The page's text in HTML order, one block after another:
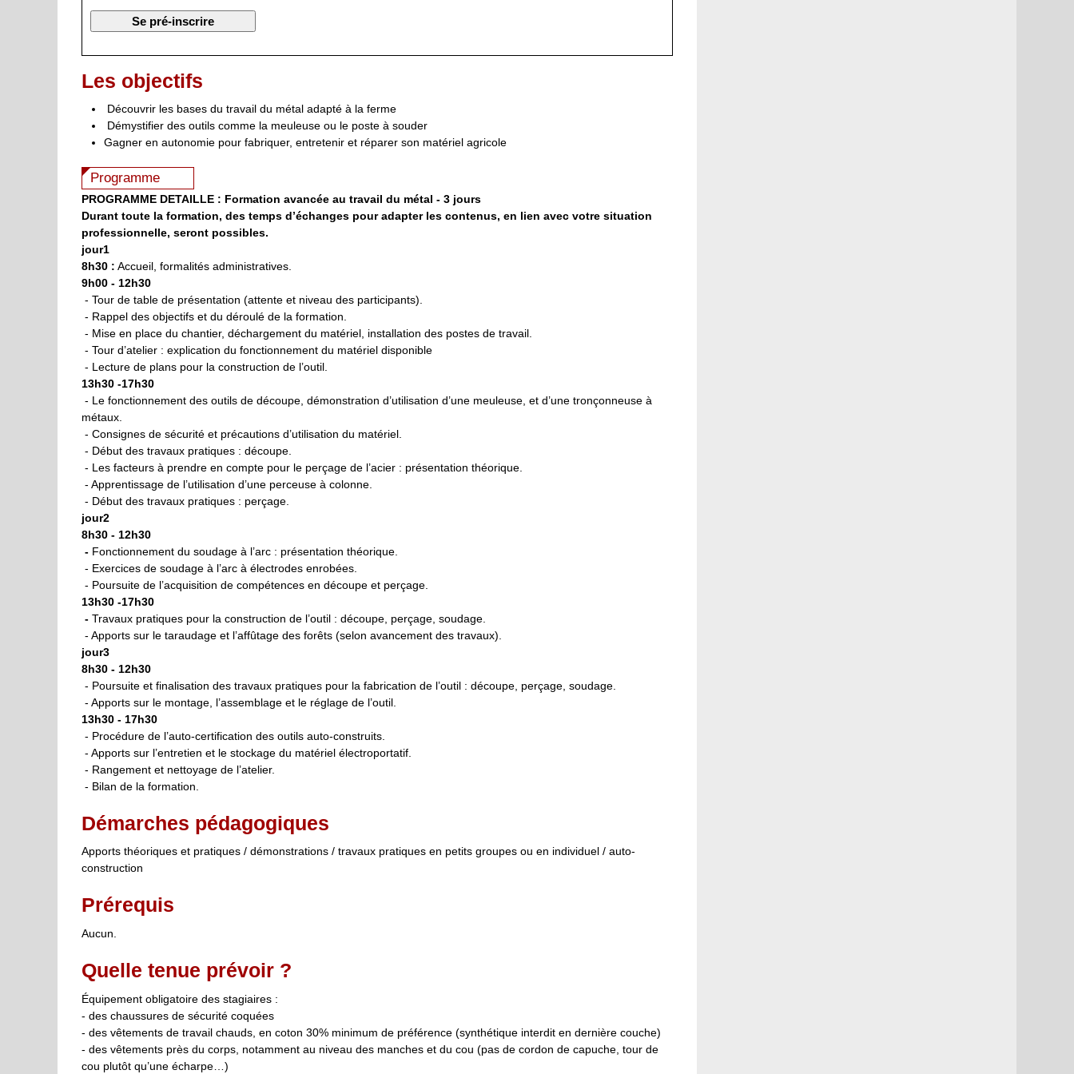
Les objectifs
Découvrir les bases du travail du métal adapté à la ferme
Démystifier des outils comme la meuleuse ou le poste à souder
Gagner en autonomie pour fabriquer, entretenir et réparer son matériel agricole
Programme
PROGRAMME DETAILLE : Formation avancée au travail du métal - 3 jours
Durant toute la formation, des temps d’échanges pour adapter les contenus, en lien avec votre situation
professionnelle, seront possibles.
jour1
8h30 : Accueil, formalités administratives.
9h00 - 12h30
- Tour de table de présentation (attente et niveau des participants).
- Rappel des objectifs et du déroulé de la formation.
- Mise en place du chantier, déchargement du matériel, installation des postes de travail.
- Tour d’atelier : explication du fonctionnement du matériel disponible
- Lecture de plans pour la construction de l’outil.
13h30 -17h30
- Le fonctionnement des outils de découpe, démonstration d’utilisation d’une meuleuse, et d’une tronçonneuse à
métaux.
- Consignes de sécurité et précautions d’utilisation du matériel.
- Début des travaux pratiques : découpe.
- Les facteurs à prendre en compte pour le perçage de l’acier : présentation théorique.
- Apprentissage de l’utilisation d’une perceuse à colonne.
- Début des travaux pratiques : perçage.
jour2
8h30 - 12h30
- Fonctionnement du soudage à l’arc : présentation théorique.
- Exercices de soudage à l’arc à électrodes enrobées.
- Poursuite de l’acquisition de compétences en découpe et perçage.
13h30 -17h30
- Travaux pratiques pour la construction de l’outil : découpe, perçage, soudage.
- Apports sur le taraudage et l’affûtage des forêts (selon avancement des travaux).
jour3
8h30 - 12h30
- Poursuite et finalisation des travaux pratiques pour la fabrication de l’outil : découpe, perçage, soudage.
- Apports sur le montage, l’assemblage et le réglage de l’outil.
13h30 - 17h30
- Procédure de l’auto-certification des outils auto-construits.
- Apports sur l’entretien et le stockage du matériel électroportatif.
- Rangement et nettoyage de l’atelier.
- Bilan de la formation.
Démarches pédagogiques
Apports théoriques et pratiques / démonstrations / travaux pratiques en petits groupes ou en individuel / auto-
construction
Prérequis
Aucun.
Quelle tenue prévoir ?
Équipement obligatoire des stagiaires :
- des chaussures de sécurité coquées
- des vêtements de travail chauds, en coton 30% minimum de préférence (synthétique interdit en dernière couche)
- des vêtements près du corps, notamment au niveau des manches et du cou (pas de cordon de capuche, tour de
cou plutôt qu’une écharpe…)